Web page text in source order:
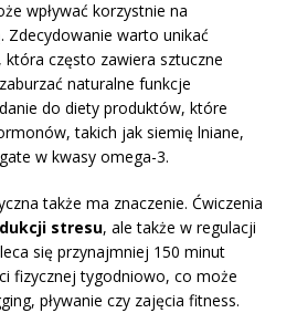
wpływać korzystnie na
warto unikać
często zawiera sztuczne
naturalne funkcje
do diety produktów, które
takich jak siemię lniane,
w kwasy omega-3.
także ma znaczenie. Ćwiczenia
stresu, ale także w regulacji
się przynajmniej 150 minut
fizycznej tygodniowo, co może
pływanie czy zajęcia fitness.